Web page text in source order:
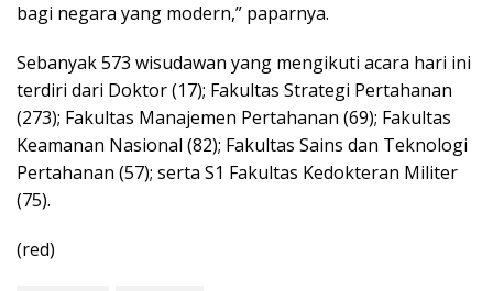
bagi negara yang modern,” paparnya.
Sebanyak 573 wisudawan yang mengikuti acara hari ini
terdiri dari Doktor (17); Fakultas Strategi Pertahanan
(273); Fakultas Manajemen Pertahanan (69); Fakultas
Keamanan Nasional (82); Fakultas Sains dan Teknologi
Pertahanan (57); serta S1 Fakultas Kedokteran Militer
(75).
(red)